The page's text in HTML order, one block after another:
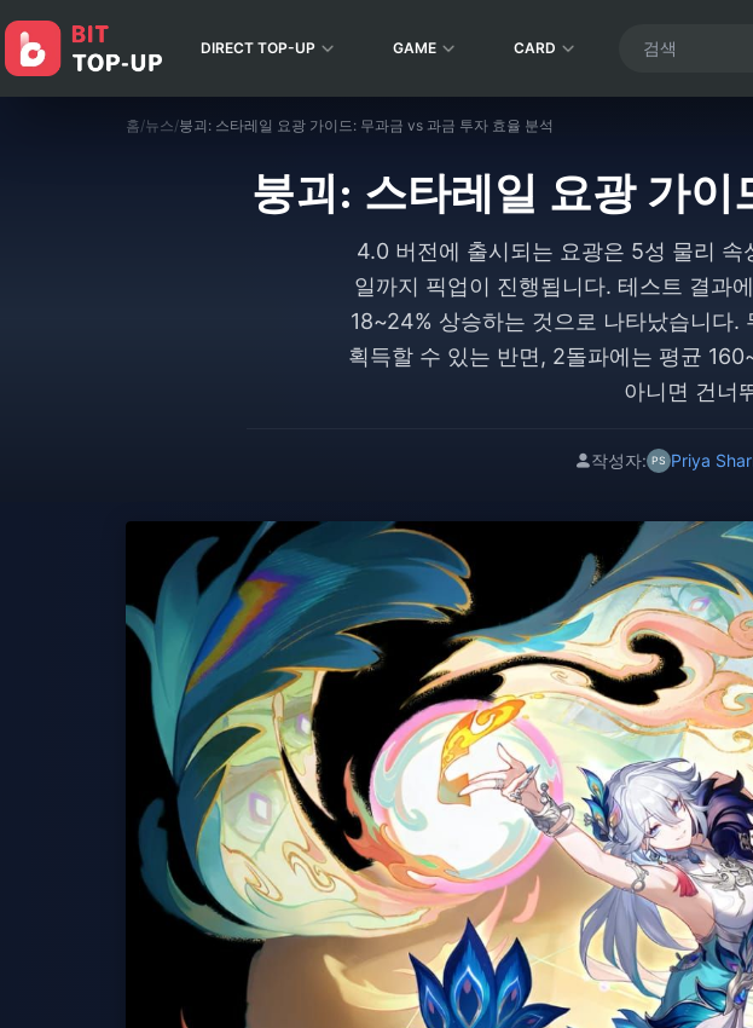
DIRECT TOP-UP GAME CARD
홈/뉴스/붕괴: 스타레일 요광 가이드: 무과금 vs 과금 투자 효율 분석
붕괴: 스타레일 요광 가이
4.0 버전에 출시되는 요광은 5성 물리
일까지 픽업이 진행됩니다. 테스트 결과
18~24% 상승하는 것으로 나타났습니다
획득할 수 있는 반면, 2돌파에는 평균
아니면 건너
작성자: Priya